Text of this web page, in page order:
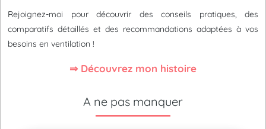
Rejoignez-moi pour découvrir des conseils pratiques, des
comparatifs détaillés et des recommandations adaptées à vos
besoins en ventilation !
⇒ Découvrez mon histoire
A ne pas manquer